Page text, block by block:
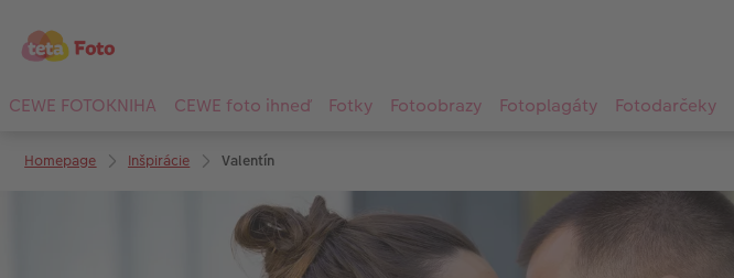
CEWE FOTOKNIHA CEWE foto ihneď Fotky Fotoobrazy Fotoplagáty Fotodarčeky
Homepage Inšpirácie Valentín